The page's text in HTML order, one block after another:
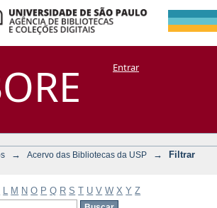
por:
Manakin + CoriscoEntrar
→ Acervo das Bibliotecas da USP →
Filtrar
M N O P Q R S T U V W X Y Z